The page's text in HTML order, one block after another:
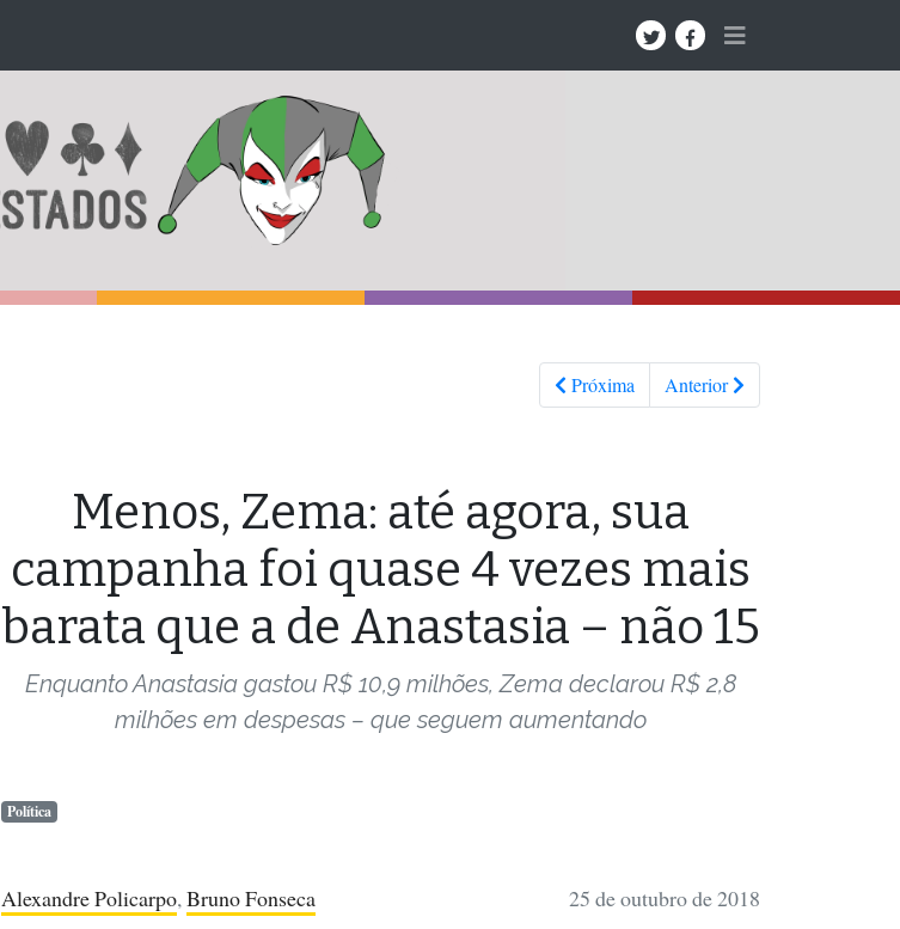
Próxima Anterior
Menos, Zema: até agora, sua
campanha foi quase 4 vezes mais
barata que a de Anastasia – não 15
Enquanto Anastasia gastou R$ 10,9 milhões, Zema declarou R$ 2,8
milhões em despesas – que seguem aumentando
Política
Alexandre Policarpo,Bruno Fonseca 25 de outubro de 2018